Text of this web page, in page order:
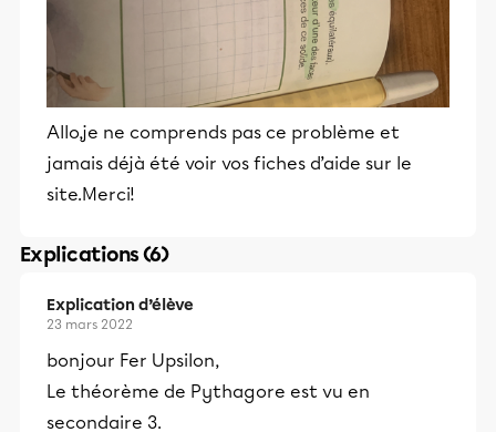
Allo,je ne comprends pas ce problème et
jamais déjà été voir vos fiches d’aide sur le
site.Merci!
Explications (6)
Explication d’élève
23 mars 2022
bonjour Fer Upsilon,
Le théorème de Pythagore est vu en
secondaire 3.